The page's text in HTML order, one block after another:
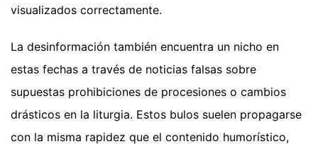
visualizados correctamente.
La desinformación también encuentra un nicho en
estas fechas a través de noticias falsas sobre
supuestas prohibiciones de procesiones o cambios
drásticos en la liturgia. Estos bulos suelen propagarse
con la misma rapidez que el contenido humorístico,